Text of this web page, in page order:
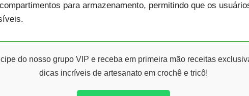
para armazenamento, permitindo que os
do nosso grupo VIP e receba em primeira mão receitas
dicas incríveis de artesanato em crochê e tricô!